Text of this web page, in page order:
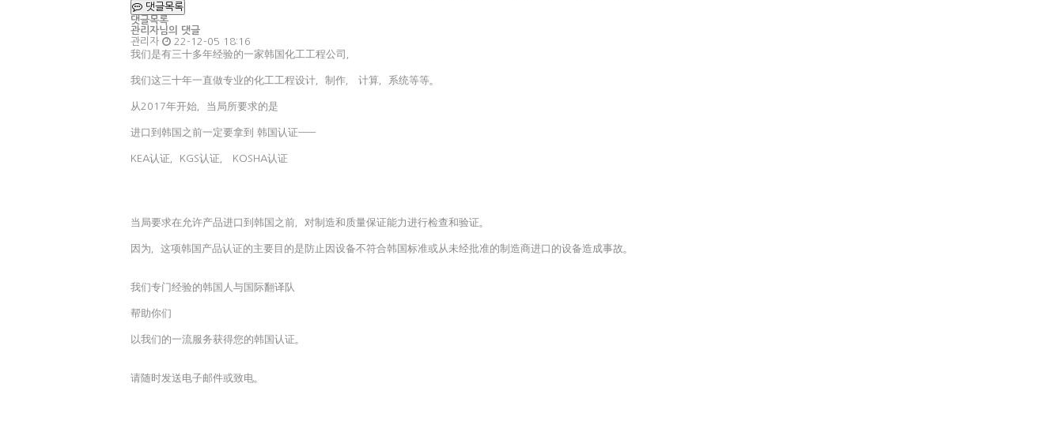
댓글목록
댓글목록
관리자님의 댓글
관리자
22-12-05 18:16
我们是有三十多年经验的一家韩国化工工程公司，
我们这三十年一直做专业的化工工程设计，制作， 计算，系统等等。
从2017年开始，当局所要求的是
进口到韩国之前一定要拿到 韩国认证——
KEA认证，KGS认证， KOSHA认证
当局要求在允许产品进口到韩国之前，对制造和质量保证能力进行检查和验证。
因为，这项韩国产品认证的主要目的是防止因设备不符合韩国标准或从未经批准的制造商进口的设备造成事故。
我们专门经验的韩国人与国际翻译队
帮助你们
以我们的一流服务获得您的韩国认证。
请随时发送电子邮件或致电。